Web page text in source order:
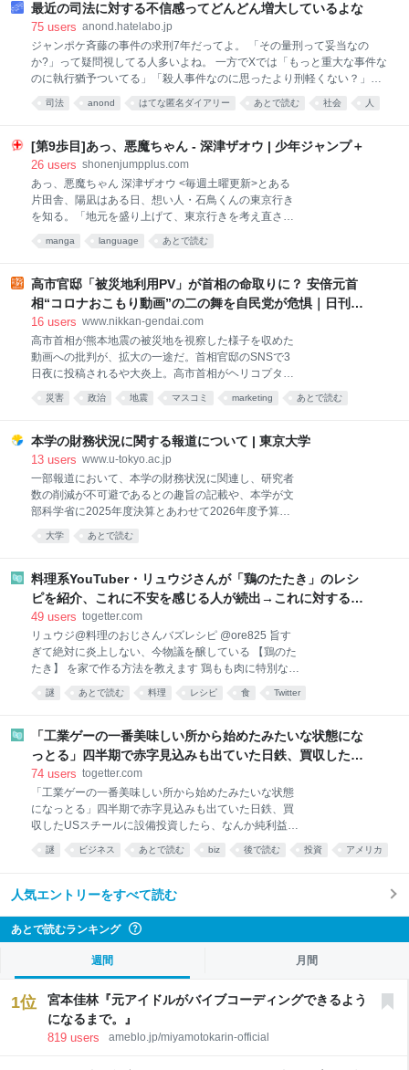
の人体
最近の司法に対する不信感ってどんどん増大しているよな
75 users anond.hatelabo.jp
ジャンポケ斉藤の事件の求刑7年だってよ。 「その量刑って妥当なの
か?」って疑問視してる人多いよね。 一方でXでは「もっと重大な事件な
のに執行猶予ついてる」「殺人事件なのに思ったより刑軽くない？」
「子供殺しても5年程度かよ」みたいな事例がめっちゃ拡散されてる。
いわゆる女割って奴だな。 「罪の重さと刑罰のバランスおかしくな
ちゃくちゃ多い気がする。 それだけじゃなくて、辺野古の問題でも捜査
とか逮捕が全く進んでないしな。明らかに普通の民間企業が事件起こし
たときと扱いが違う。 外国人による窃盗事件とか薬物所持やらの不起訴
処分とかについても「日本人と外国人で扱い違うんじゃないの?」みた
いな話がSNSでずっと繰り返されて、もはや定説となってるレベル。
法に対して「納得できる基準
司法 anond はてな匿名ダイアリー あとで読む 社会 人
[第9歩目]あっ、悪魔ちゃん - 深津ザオウ | 少年ジャンプ＋
26 users shonenjumpplus.com
あっ、悪魔ちゃん 深津ザオウ <毎週土曜更新>とある
片田舎、陽凪はある日、想い人・石鳥くんの東京行き
を知る。「地元を盛り上げて、東京行きを考え直させ
る！」陽凪は、一世一代の変身を遂げる…!!恋は少女を
悪魔に変える!?全力疾走ラブコメディ!! [JC1巻9/4発売]
manga language あとで読む
高市官邸「被災地利用PV」が首相の命取りに？ 安倍元首
相“コロナおこもり動画”の二の舞を自民党が危惧｜日刊ゲ
ンダイDIGITAL
16 users www.nikkan-gendai.com
高市首相が熊本地震の被災地を視察した様子を収めた
動画への批判が、拡大の一途だ。首相官邸のSNSで3
日夜に投稿されるや大炎上。高市首相がヘリコプター
の窓から被災地を見下ろして合掌したり、少しだけ開
けたドアから被災者に「お体だけ大事になさって下さ
BGM付きで映し出され、「被災地を利用したプロモー
ションビデオ（PV）」と、大ブーイングが上がってい
るのだ。 木原官房長官は5日の会見で、PR動画のよう
だとの批判があることについて「情報発信の一環」と
説明。BGMは必要だったかと質問されると「被害の状
お伝えするための手法のひとつだ」と答えたが、サッ
本県氷川町の氷川中学校。滞在時間は小1時間で、被
災者と校長室で意見交換などを行ったが、避難所にな
っている教室の視察は
災害 政治 地震 マスコミ marketing あとで読む
本学の財務状況に関する報道について | 東京大学
13 users www.u-tokyo.ac.jp
一部報道において、本学の財務状況に関連し、研究者
数の削減が不可避であるとの趣旨の記載や、本学が文
部科学省に2025年度決算とあわせて2026年度予算を
提出したとの記載がありました。 本学において、研究
者数の削減を検討している事実はなく、そのような方
度予算を提出したという事実もありません。 本学を取
り巻く財務環境は、人件費や物価の上昇などにより厳
しさを増しており、中長期的な視点から財務基盤の強
本学では将来にわたる持続可能な大学経営に向けて、
収入基盤の拡充や業務構造変革等による業務の効率
化・経費の適正化など、様々な取組を進めています。
こうした取組の目的は、本学の教育・研究・診療・社
縮小するためではな
大学 あとで読む
料理系YouTuber・リュウジさんが「鶏のたたき」のレシ
ピを紹介、これに不安を感じる人が続出→これに対するリ
ュウジさんの回答「頼む、料理はレシピ通りに作れ」
49 users togetter.com
リュウジ@料理のおじさんバズレシピ @ore825 旨す
ぎて絶対に炎上しない、今物議を醸している 【鶏のた
たき】 を家で作る方法を教えます 鶏もも肉に特別な処
理をして大葉やみょうがなどの薬味と一緒にいただき
ます 夏に食うとたまりません この調理法、絶対覚えた
pic.x.com/JGcDVqZigW 2026-08-06 20:12:10
謎 あとで読む 料理 レシピ 食 Twitter
「工業ゲーの一番美味しい所から始めたみたいな状態にな
っとる」四半期で赤字見込みも出ていた日鉄、買収したUS
スチールに設備投資したら、なんか純利益が2900億になっ
た
74 users togetter.com
「工業ゲーの一番美味しい所から始めたみたいな状態
になっとる」四半期で赤字見込みも出ていた日鉄、買
収したUSスチールに設備投資したら、なんか純利益が
2900億になった
謎 ビジネス あとで読む biz 後で読む 投資 アメリカ
人気エントリーをすべて読む
あとで読むランキング
週間 月間
1位
宮本佳林『元アイドルがバイブコーディングできるよう
になるまで。』
819 users ameblo.jp/miyamotokarin-official